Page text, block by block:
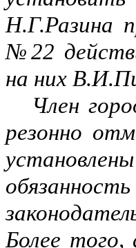
Н.Г.Разина
№22
на них
Член
резонно
Более того,